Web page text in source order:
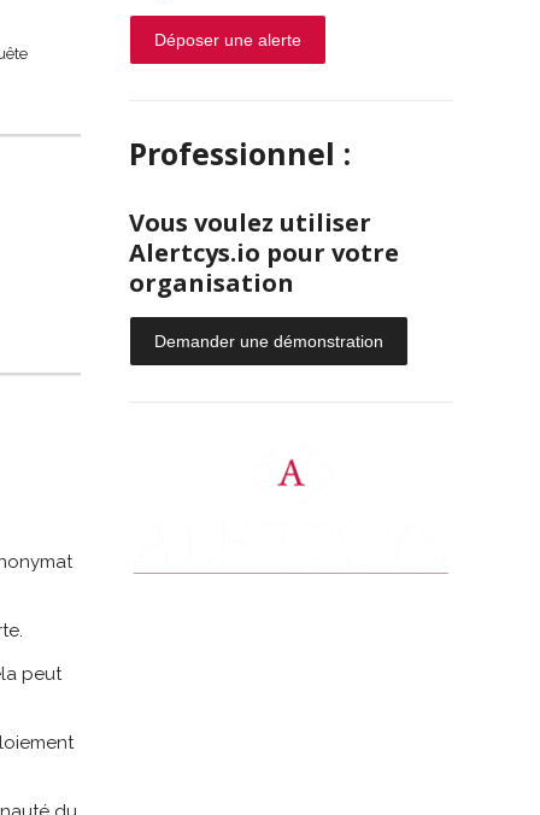
peut
Déposer une alerte
Professionnel :
Vous voulez utiliser
Alertcys.io pour votre
organisation
Demander une démonstration